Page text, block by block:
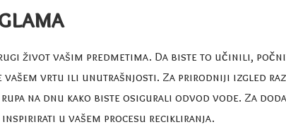
život vašim predmetima. Da biste to učinili,
vašem vrtu ili unutrašnjosti. Za prirodniji izgled
na dnu kako biste osigurali odvod vode. Za
inspirirati u vašem procesu recikliranja.